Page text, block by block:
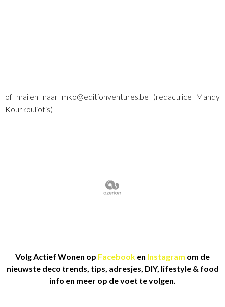
of mailen naar mko@editionventures.be (redactrice Mandy
Kourkouliotis)
Volg Actief Wonen op Facebook en Instagram om de
nieuwste deco trends, tips, adresjes, DIY, lifestyle & food
info en meer op de voet te volgen.